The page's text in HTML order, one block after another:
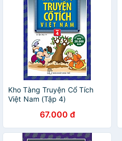
Kho Tàng Truyện Cổ Tích
Việt Nam (Tập 4)
67.000 đ